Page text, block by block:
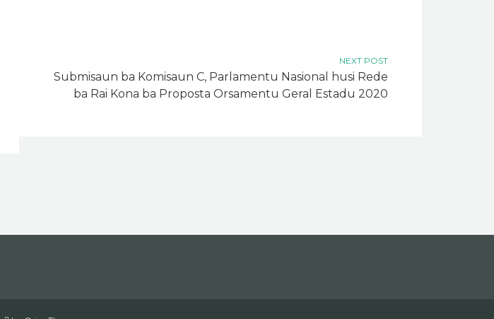
NEXT POST
Submisaun ba Komisaun C, Parlamentu Nasional husi Rede
ba Rai Kona ba Proposta Orsamentu Geral Estadu 2020